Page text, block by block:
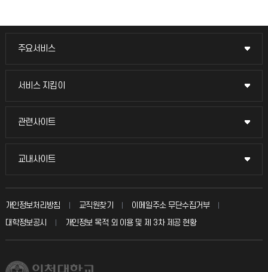
주요서비스
주요서비스
교무회의방송
입학안내
취업정보(학생)
서비스 지킴이
서비스 지킴이
묻고 답하기
칭찬마당
학생서비스 지킴이
관련사이트
관련사이트
국방헬프콜
교내사이트
교내사이트
교수회
교육혁신본부
개인정보처리방침 교직원찾기
이메일주소 무단수집거부
대학정보공시
개인정보 목적 외 이용 및 제 3차 제공 현황